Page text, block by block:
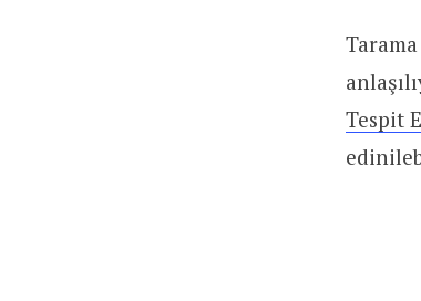
Tespit